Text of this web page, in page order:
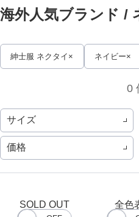
海外人気ブランド /
紳士服 ネクタイ ネイビー
0
サイズ
価格
SOLD OUT 全色